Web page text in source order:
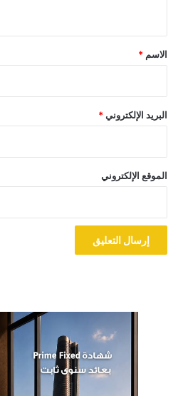
*
الاسم *
البريد الإلكتروني *
الموقع الإلكتروني